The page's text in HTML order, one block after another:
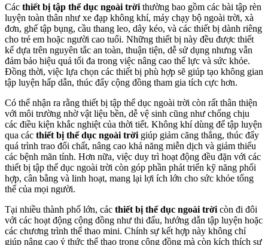
Các thiết bị tập thể dục ngoài trờithường bao gồm các bài tập rèn
luyện toàn thân như xe đạp không khí, máy chạy bộ ngoài trời, xà
đơn, ghế tập bụng, cầu thang leo, dây kéo, và các thiết bị dành riêng
cho trẻ em hoặc người cao tuổi. Những thiết bị này đều được thiết
kế dựa trên nguyên tắc an toàn, thuận tiện, dễ sử dụng nhưng vẫn
đảm bảo hiệu quả tối đa trong việc nâng cao thể lực và sức khỏe.
Đồng thời, việc lựa chọn các thiết bị phù hợp sẽ giúp tạo không gian
tập luyện hấp dẫn, thúc đẩy cộng đồng tham gia tích cực hơn.
Có thể nhận ra rằng thiết bị tập thể dục ngoài trời còn rất thân thiện
với môi trường nhờ vật liệu bền, dễ vệ sinh cũng như chống chịu
các điều kiện khắc nghiệt của thời tiết. Không khí dùng để tập luyện
qua các thiết bị thể dục ngoài trờigiúp giảm căng thẳng, thúc đẩy
quá trình trao đổi chất, nâng cao khả năng miễn dịch và giảm thiểu
các bệnh mãn tính. Hơn nữa, việc duy trì hoạt động đều đặn với các
thiết bị tập thể dục ngoài trời còn góp phần phát triển kỹ năng phối
hợp, cân bằng và linh hoạt, mang lại lợi ích lớn cho sức khỏe tổng
thể của mọi người.
Tại nhiều thành phố lớn, các thiết bị thể dục ngoài trờicòn đi đôi
với các hoạt động cộng đồng như thi đấu, hướng dẫn tập luyện hoặc
các chương trình thể thao mini. Chính sự kết hợp này không chỉ
giúp nâng cao ý thức thể thao trong cộng đồng mà còn kích thích sự